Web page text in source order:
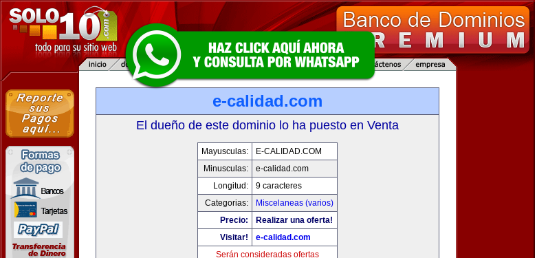
e-calidad.com
El dueño de este dominio lo ha puesto en Venta
Mayusculas:
E-CALIDAD.COM
Minusculas:
e-calidad.com
Longitud:
9 caracteres
Categorias:
Miscelaneas (varios)
Precio:
Realizar una oferta!
Visitar!
e-calidad.com
Serán consideradas ofertas